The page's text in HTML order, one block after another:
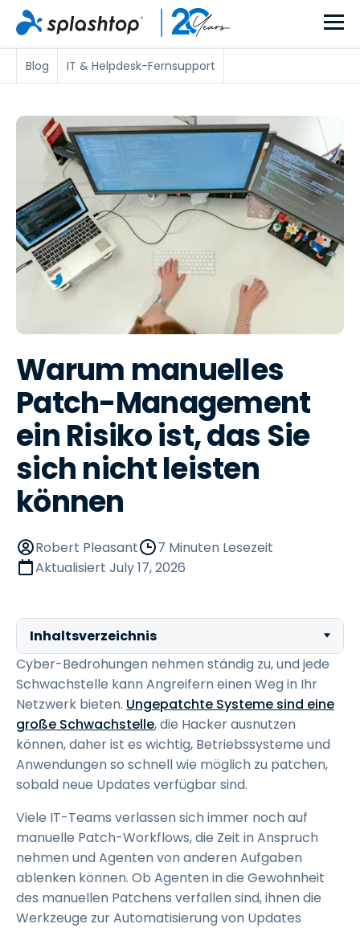
Blog IT & Helpdesk-Fernsupport
Warum manuelles
Patch-Management
ein Risiko ist, das Sie
sich nicht leisten
können
Robert Pleasant
7 Minuten Lesezeit
Aktualisiert July 17, 2026
Inhaltsverzeichnis
Cyber-Bedrohungen nehmen ständig zu, und jede
Schwachstelle kann Angreifern einen Weg in Ihr
Netzwerk bieten. Ungepatchte Systeme sind eine
große Schwachstelle, die Hacker ausnutzen
können, daher ist es wichtig, Betriebssysteme und
Anwendungen so schnell wie möglich zu patchen,
sobald neue Updates verfügbar sind.
Viele IT-Teams verlassen sich immer noch auf
manuelle Patch-Workflows, die Zeit in Anspruch
nehmen und Agenten von anderen Aufgaben
ablenken können. Ob Agenten in die Gewohnheit
des manuellen Patchens verfallen sind, ihnen die
Werkzeuge zur Automatisierung von Updates